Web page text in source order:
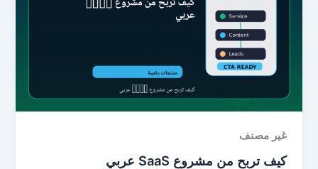
غير مصنف
كيف تربح من مشروع SaaS عربي